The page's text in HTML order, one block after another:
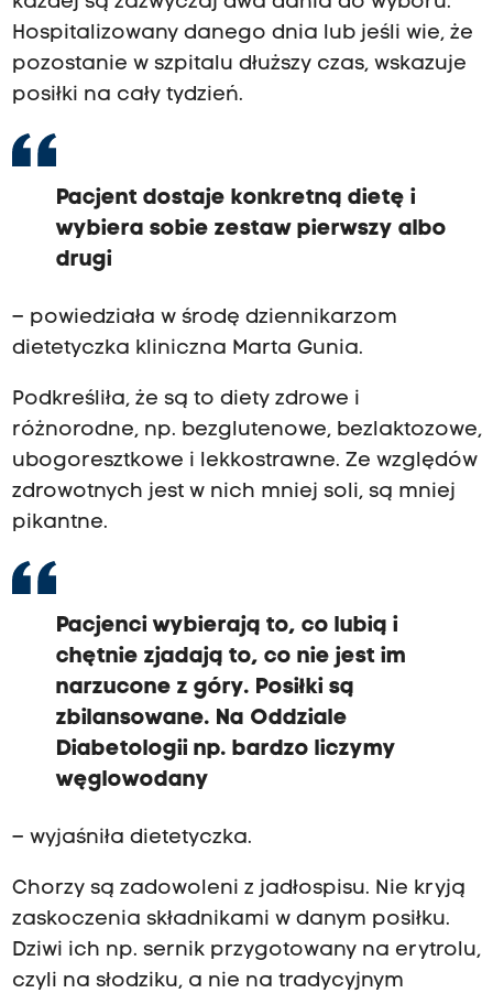
Hospitalizowany danego dnia lub jeśli wie, że
pozostanie w szpitalu dłuższy czas, wskazuje
posiłki na cały tydzień.
Pacjent dostaje konkretną dietę i
wybiera sobie zestaw pierwszy albo
drugi
– powiedziała w środę dziennikarzom
dietetyczka kliniczna Marta Gunia.
Podkreśliła, że są to diety zdrowe i
różnorodne, np. bezglutenowe, bezlaktozowe,
ubogoresztkowe i lekkostrawne. Ze względów
zdrowotnych jest w nich mniej soli, są mniej
pikantne.
Pacjenci wybierają to, co lubią i
chętnie zjadają to, co nie jest im
narzucone z góry. Posiłki są
zbilansowane. Na Oddziale
Diabetologii np. bardzo liczymy
węglowodany
– wyjaśniła dietetyczka.
Chorzy są zadowoleni z jadłospisu. Nie kryją
zaskoczenia składnikami w danym posiłku.
Dziwi ich np. sernik przygotowany na erytrolu,
czyli na słodziku, a nie na tradycyjnym